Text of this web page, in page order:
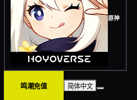
原神
鸣潮充值 简体中文